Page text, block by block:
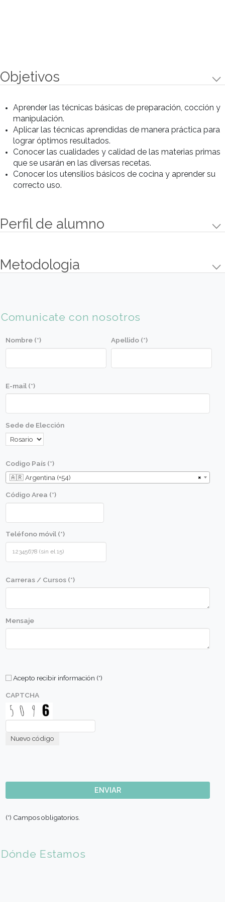
• Brownie con frambuesas y crema de
chocoleche.
café, sobre sablée de cacao y praline.
• Caramelo de chocolate y maní.
• Mousse de yogurt y choco blanco,
crema de miel, damascos salteados y
pistachos.
• Madeleine de chocolate con
• Merengue de cacao y coco, con
chantilly de chocolate y gelée de
• Sablée de cacao, crema de limón
con frambuesas y streusel de cacao.
cremoso de chocolate amargo.
• Shot de choco y naranja.
Objetivos
Aprender las técnicas básicas de preparación,
manipulación.
lograr óptimos resultados.
Conocer las cualidades y calidad de las
que se usarán en las diversas recetas.
Conocer los utensilios básicos de cocina y
correcto uso.
Perfil de alumno
Metodologia
Comunicate con nosotros
Sede de Elección